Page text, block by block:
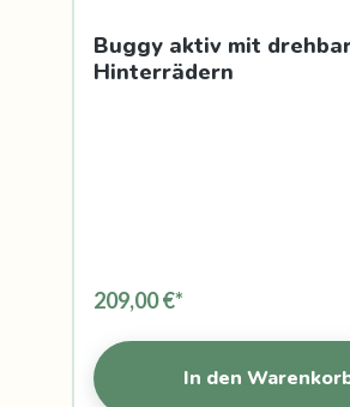
Buggy aktiv mit
Hinterrädern
209,00 €*
In den